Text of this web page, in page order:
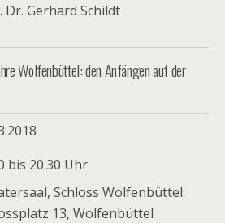
Dr. Gerhard Schildt
Wolfenbüttel: den Anfängen auf der
bis 20.30 Uhr
Schloss Wolfenbüttel:
13, Wolfenbüttel